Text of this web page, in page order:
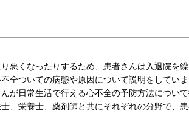
悪くなったりするため、患者さんは入退院を
全ついての病態や原因について説明をしてい
が日常生活で行える心不全の予防方法につい
、栄養士、薬剤師と共にそれぞれの分野で、